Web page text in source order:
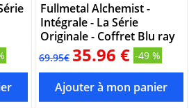
Fullmetal Alchemist -
Intégrale - La Série
Originale - Coffret Blu ray
69.95€ 35.96 € -49 %